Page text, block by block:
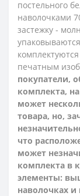
постельного
наволочками
застежку -
печатным
покупатели,
комплекта,
может
товара, но,
что
может
комплекта в
элементы:
наволочках и